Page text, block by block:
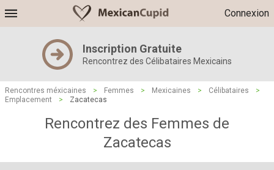
Connexion
Inscription Gratuite
Rencontrez des Célibataires Mexicains
Rencontres méxicaines > Femmes > Mexicaines > Célibataires
>
Emplacement
> Zacatecas
Rencontrez des Femmes de
Zacatecas